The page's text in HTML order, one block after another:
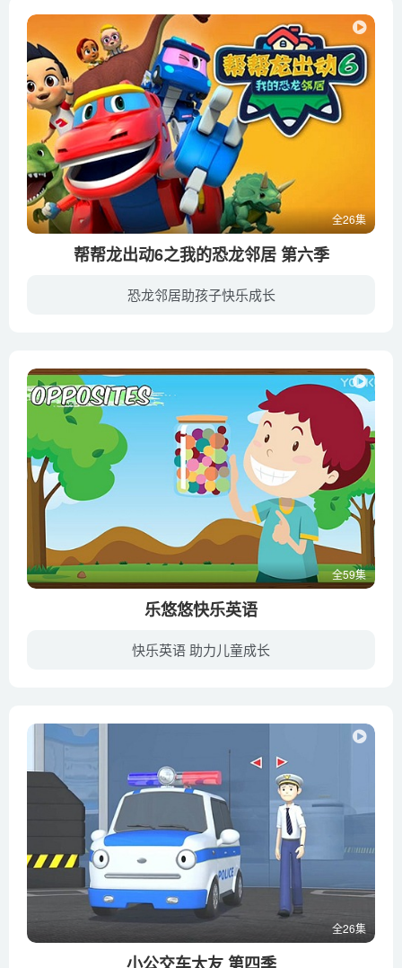
全26集
帮帮龙出动6之我的恐龙邻居 第六季
恐龙邻居助孩子快乐成长
全59集
乐悠悠快乐英语
快乐英语 助力儿童成长
全26集